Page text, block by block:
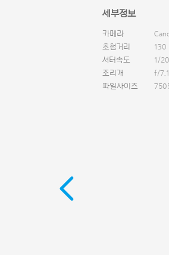
세부정보
카메라
초첨거리
130
셔터속도
1/
조리개
f/7.1
파일사이즈